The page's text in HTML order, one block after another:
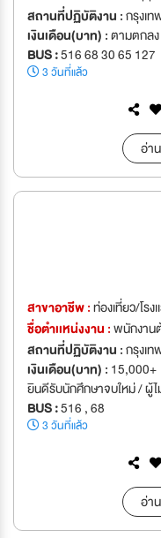
สถานที่ปฏิบัติงาน :กรุงเ
เงินเดือน(บาท) :ตามตกลง
BUS :516 68 30 65 127
3 วันที่แล้ว
อ่า
สาขาอาชีพ :ท่องเที่ยว/โรงเ
ชื่อตำเเหน่งงาน :พนักงาน
สถานที่ปฏิบัติงาน :กรุงเ
เงินเดือน(บาท) : 15,000+
ยินดีรับนักศึกษาจบใหม่ / ผู้
BUS :516 , 68
3 วันที่แล้ว
อ่า